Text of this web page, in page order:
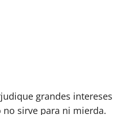
grandes intereses
sirve para ni mierda.